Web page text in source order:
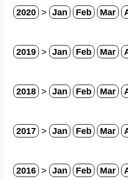
2020 > Jan Feb Mar
2019 > Jan Feb Mar
2018 > Jan Feb Mar
2017 > Jan Feb Mar
2016 > Jan Feb Mar